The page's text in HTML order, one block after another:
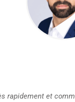
rapidement et